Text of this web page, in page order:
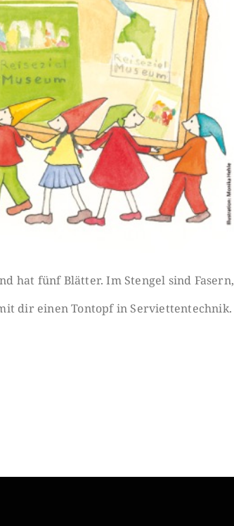
365 Outlook Live
hat fünf Blätter. Im Stengel sind Fasern,
dir einen Tontopf in Serviettentechnik.